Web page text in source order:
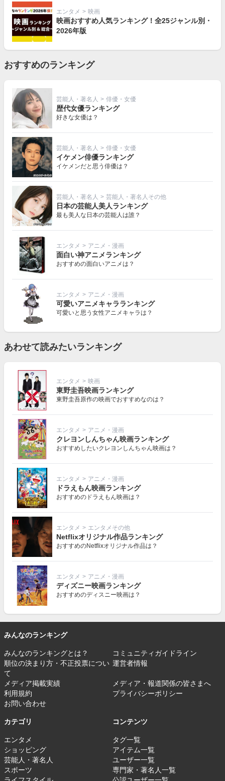
エンタメ > 映画
映画おすすめ人気ランキング！全25ジャンル別・
2026年版
おすすめのランキング
芸能人・著名人 > 俳優・女優
歴代女優ランキング
好きな女優は？
芸能人・著名人 > 俳優・女優
イケメン俳優ランキング
イケメンだと思う俳優は？
芸能人・著名人 > 芸能人・著名人その他
日本の芸能人美人ランキング
最も美人な日本の芸能人は誰？
エンタメ > アニメ・漫画
面白い神アニメランキング
おすすめの面白いアニメは？
エンタメ > アニメ・漫画
可愛いアニメキャラランキング
可愛いと思う女性アニメキャラは？
あわせて読みたいランキング
エンタメ > 映画
東野圭吾映画ランキング
東野圭吾原作の映画でおすすめなのは？
エンタメ > アニメ・漫画
クレヨンしんちゃん映画ランキング
おすすめしたいクレヨンしんちゃん映画は？
エンタメ > アニメ・漫画
ドラえもん映画ランキング
おすすめのドラえもん映画は？
エンタメ > エンタメその他
Netflixオリジナル作品ランキング
おすすめのNetflixオリジナル作品は？
エンタメ > アニメ・漫画
ディズニー映画ランキング
おすすめのディスニー映画は？
みんなのランキング
みんなのランキングとは？
コミュニティガイドライン
順位の決まり方・不正投票につい
て
運営者情報
メディア掲載実績
メディア・報道関係の皆さまへ
利用規約
プライバシーポリシー
お問い合わせ
カテゴリ
エンタメ
ショッピング
芸能人・著名人
スポーツ
コンテンツ
タグ一覧
アイテム一覧
ユーザー一覧
専門家・著名人一覧